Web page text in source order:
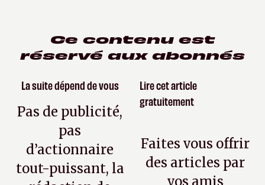
Ce contenu est
réservé aux abonnés
La suite dépend de vous
Pas de publicité,
pas
d’actionnaire
tout-puissant, la
Lire cet article
gratuitement
Faites vous offrir
des articles par
vos amis